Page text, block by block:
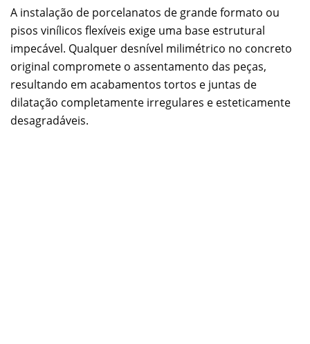
A instalação de porcelanatos de grande formato ou
pisos vinílicos flexíveis exige uma base estrutural
impecável. Qualquer desnível milimétrico no concreto
original compromete o assentamento das peças,
resultando em acabamentos tortos e juntas de
dilatação completamente irregulares e esteticamente
desagradáveis.